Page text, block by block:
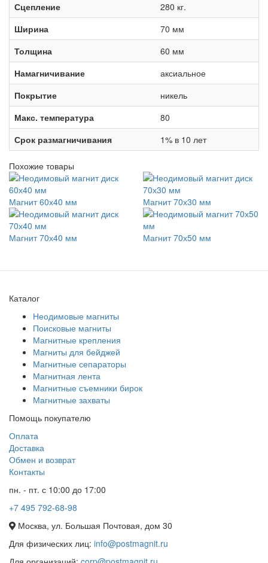
Сцепление
280 кг.
Ширина
70 мм
Толщина
60 мм
Намагничивание
аксиальное
Покрытие
никель
Макс. температура
80
Срок размагничивания
1% в 10 лет
Похожие товары
Магнит 60х40 мм Магнит 70х30 мм
Магнит 70х40 мм Магнит 70х50 мм
Каталог
Неодимовые магниты
Поисковые магниты
Магнитные крепления
Магниты для бейджей
Магнитные сепараторы
Магнитная лента
Магнитные съемники бирок
Магнитные захваты
Помощь покупателю
Оплата
Доставка
Обмен и возврат
Контакты
пн. - пт. с 10:00 до 17:00
+7 495 792-68-98
Москва, ул. Большая Почтовая, дом 30
Для физических лиц: info@postmagnit.ru